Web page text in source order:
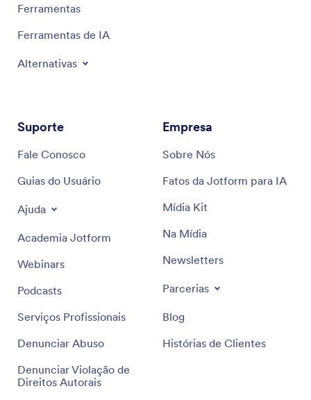
Ferramentas
Ferramentas de IA
Alternativas
Suporte
Fale Conosco
Guias do Usuário
Ajuda
Academia Jotform
Webinars
Podcasts
Serviços Profissionais
Denunciar Abuso
Denunciar Violação de
Direitos Autorais
Empresa
Sobre Nós
Fatos da Jotform para IA
Mídia Kit
Na Mídia
Newsletters
Parcerias
Blog
Histórias de Clientes